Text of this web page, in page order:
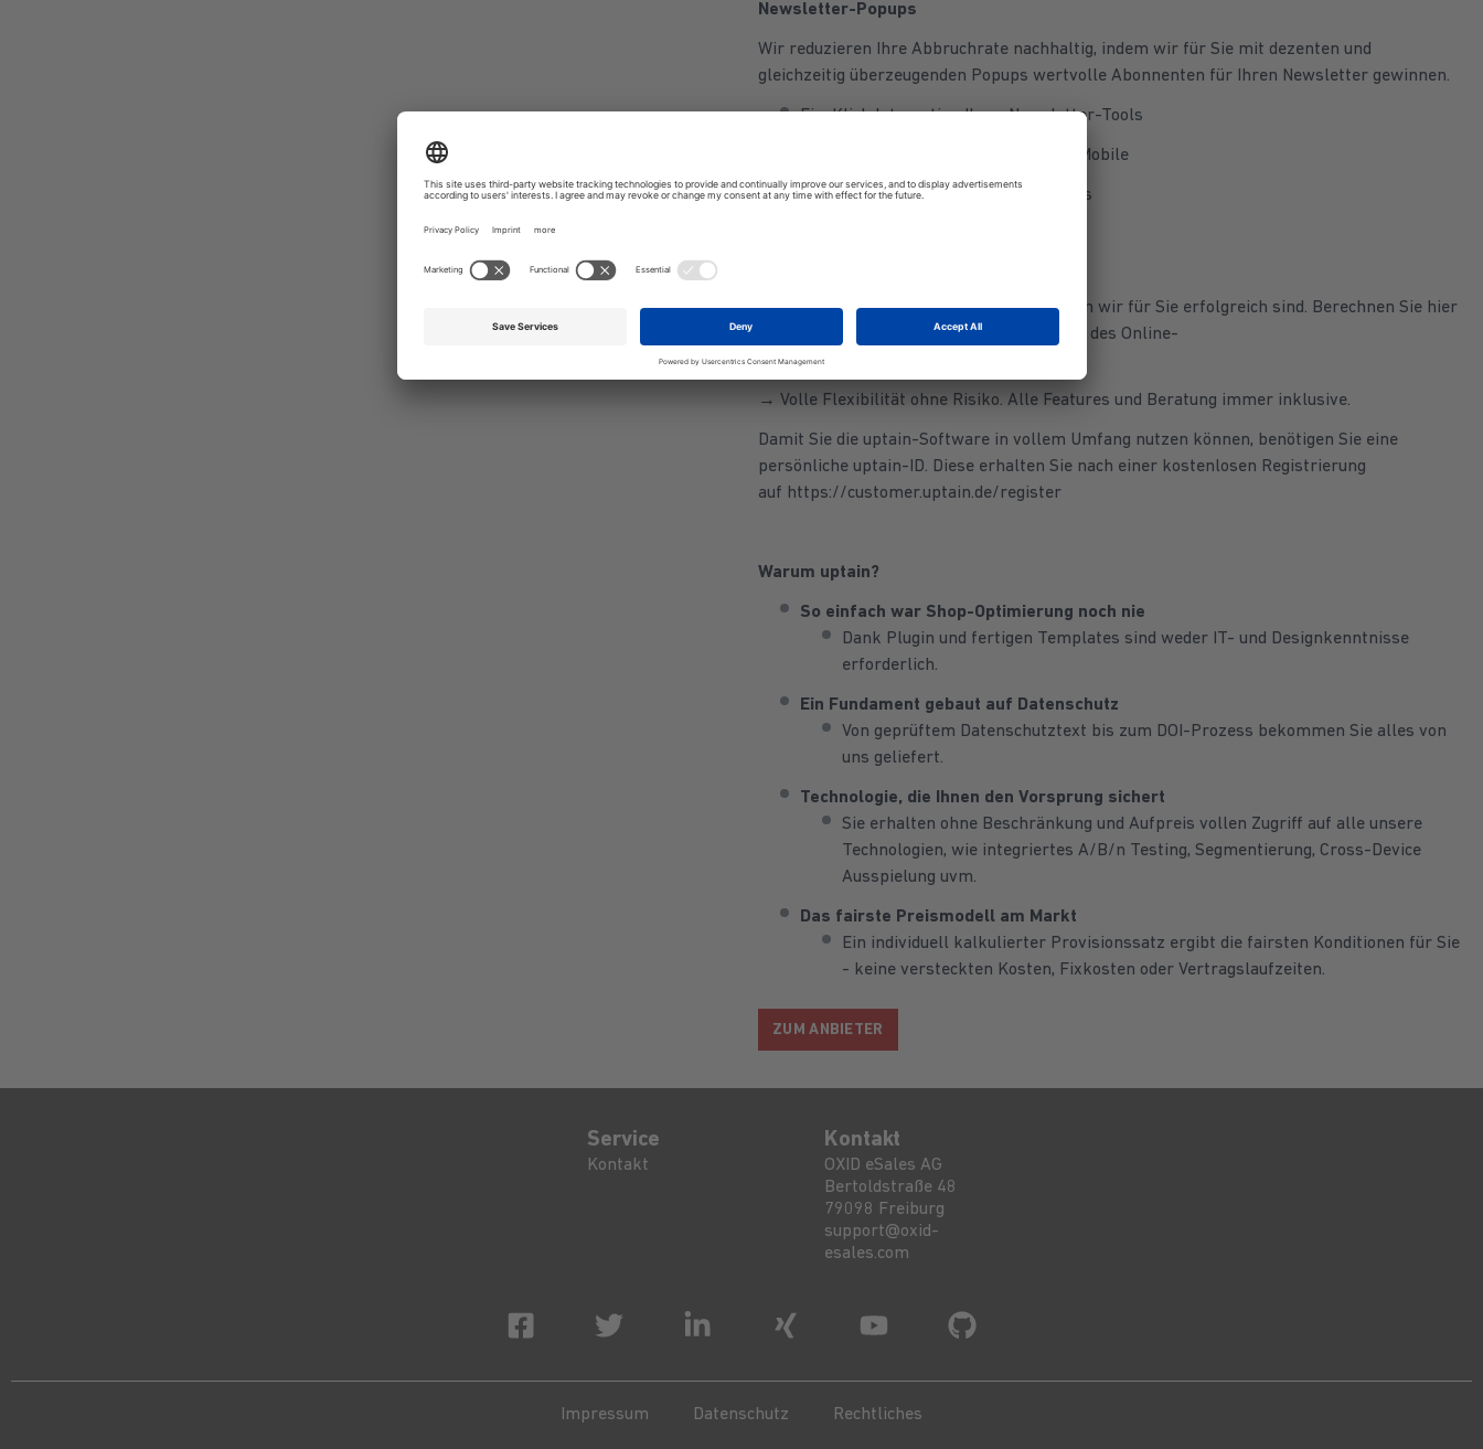
Newsletter-Popups
Wir reduzieren Ihre Abbruchrate nachhaltig, indem wir für Sie mit dezenten und
gleichzeitig überzeugenden Popups wertvolle Abonnenten für Ihren Newsletter gewinnen.
Ein-Klick Integration Ihres Newsletter-Tools
Optimierte Popups für Desktop und Mobile
Datenschutzkonforme Double Opt-Ins
Sie zahlen nur eine geringe Provision, wenn wir für Sie erfolgreich sind. Berechnen Sie hier
ihren individuellen Provisionssatz mithilfe des Online-
Rechners: https://uptain.de/preismodell
→ Volle Flexibilität ohne Risiko. Alle Features und Beratung immer inklusive.
Damit Sie die uptain-Software in vollem Umfang nutzen können, benötigen Sie eine
persönliche uptain-ID. Diese erhalten Sie nach einer kostenlosen Registrierung
auf https://customer.uptain.de/register
Warum uptain?
So einfach war Shop-Optimierung noch nie
Dank Plugin und fertigen Templates sind weder IT- und Designkenntnisse
erforderlich.
Ein Fundament gebaut auf Datenschutz
Von geprüftem Datenschutztext bis zum DOI-Prozess bekommen Sie alles von
uns geliefert.
Technologie, die Ihnen den Vorsprung sichert
Sie erhalten ohne Beschränkung und Aufpreis vollen Zugriff auf alle unsere
Technologien, wie integriertes A/B/n Testing, Segmentierung, Cross-Device
Ausspielung uvm.
Das fairste Preismodell am Markt
Ein individuell kalkulierter Provisionssatz ergibt die fairsten Konditionen für Sie
- keine versteckten Kosten, Fixkosten oder Vertragslaufzeiten.
ZUM ANBIETER
Service
Kontakt
Kontakt
OXID eSales AG
Bertoldstraße 48
79098 Freiburg
support@oxid-
esales.com
Impressum Datenschutz Rechtliches